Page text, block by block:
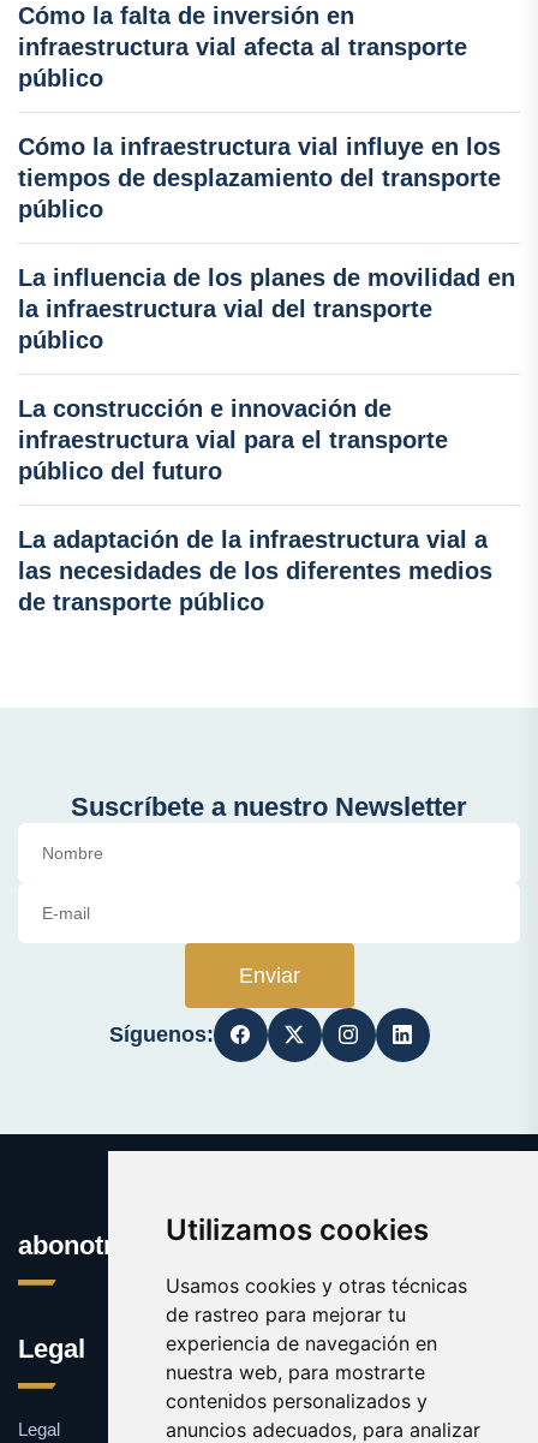
Utilizamos cookies
Usamos cookies y otras técnicas
de rastreo para mejorar tu
experiencia de navegación en
nuestra web, para mostrarte
contenidos personalizados y
anuncios adecuados, para analizar
Cómo la falta de inversión en
infraestructura vial afecta al transporte
público
Cómo la infraestructura vial influye en los
tiempos de desplazamiento del transporte
público
La influencia de los planes de movilidad en
la infraestructura vial del transporte
público
La construcción e innovación de
infraestructura vial para el transporte
público del futuro
La adaptación de la infraestructura vial a
las necesidades de los diferentes medios
de transporte público
Suscríbete a nuestro Newsletter
Enviar
Síguenos:
abonotransporte.es
Legal
Legal